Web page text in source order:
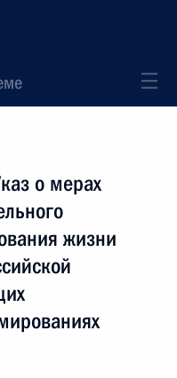
о мерах
жизни